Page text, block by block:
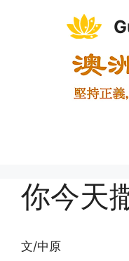
你今天
文/中原